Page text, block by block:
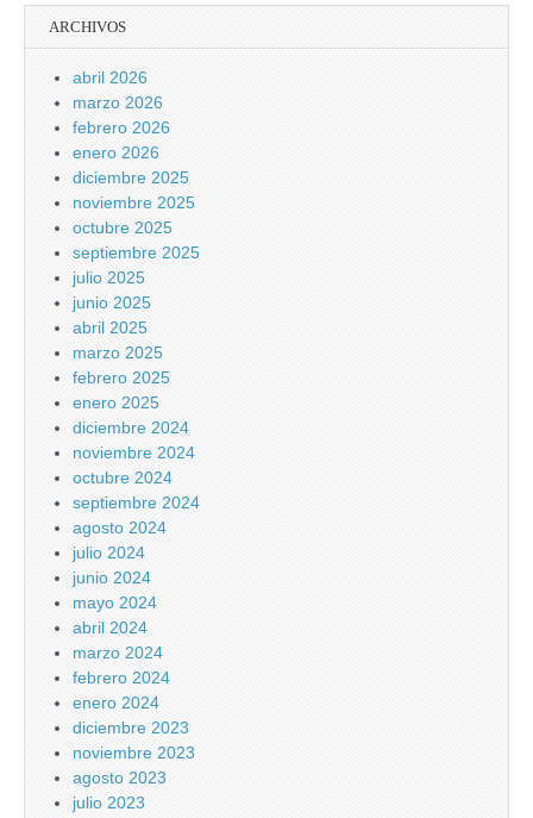
ARCHIVOS
abril 2026
marzo 2026
febrero 2026
enero 2026
diciembre 2025
noviembre 2025
octubre 2025
septiembre 2025
julio 2025
junio 2025
abril 2025
marzo 2025
febrero 2025
enero 2025
diciembre 2024
noviembre 2024
octubre 2024
septiembre 2024
agosto 2024
julio 2024
junio 2024
mayo 2024
abril 2024
marzo 2024
febrero 2024
enero 2024
diciembre 2023
noviembre 2023
agosto 2023
julio 2023